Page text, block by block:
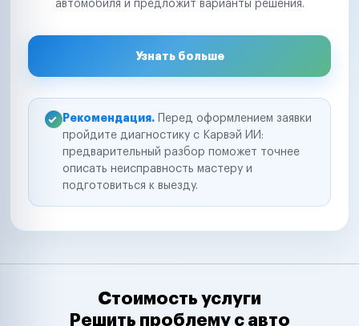
автомобиля и предложит варианты решения.
Узнать больше
Рекомендация. Перед оформлением заявки
пройдите диагностику с Карвэй ИИ:
предварительный разбор поможет точнее
описать неисправность мастеру и
подготовиться к выезду.
Стоимость услуги
Решить проблему с авто